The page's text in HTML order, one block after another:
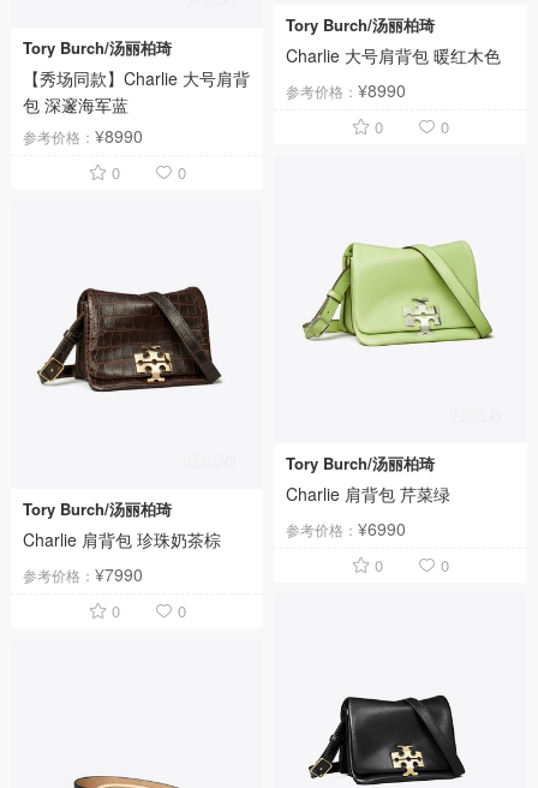
Tory Burch/汤丽柏琦
Charlie 大号肩背包 暖红木色
参考价格：¥8990
0 0
Tory Burch/汤丽柏琦
【秀场同款】Charlie 大号肩背
包 深邃海军蓝
参考价格： ¥8990
0 0
Tory Burch/汤丽柏琦
Charlie 肩背包 芹菜绿
参考价格：¥6990
0 0
Tory Burch/汤丽柏琦
Charlie 肩背包 珍珠奶茶棕
参考价格： ¥7990
0 0